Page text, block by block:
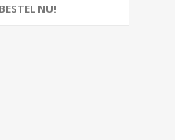
BESTEL NU!